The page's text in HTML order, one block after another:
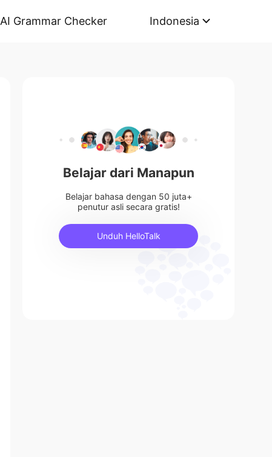
AI Grammar Checker Indonesia
Belajar dari Manapun
Belajar bahasa dengan 50 juta+
penutur asli secara gratis!
Unduh HelloTalk